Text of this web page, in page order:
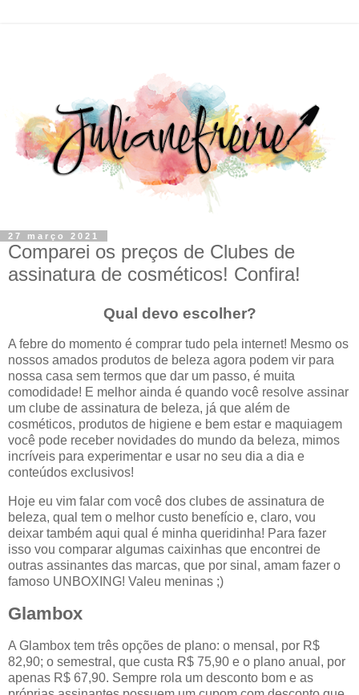
27 março 2021
Comparei os preços de Clubes de
assinatura de cosméticos! Confira!
Qual devo escolher?
A febre do momento é comprar tudo pela internet! Mesmo os
nossos amados produtos de beleza agora podem vir para
nossa casa sem termos que dar um passo, é muita
comodidade! E melhor ainda é quando você resolve assinar
um clube de assinatura de beleza, já que além de
cosméticos, produtos de higiene e bem estar e maquiagem
você pode receber novidades do mundo da beleza, mimos
incríveis para experimentar e usar no seu dia a dia e
conteúdos exclusivos!
Hoje eu vim falar com você dos clubes de assinatura de
beleza, qual tem o melhor custo benefício e, claro, vou
deixar também aqui qual é minha queridinha! Para fazer
isso vou comparar algumas caixinhas que encontrei de
outras assinantes das marcas, que por sinal, amam fazer o
famoso UNBOXING! Valeu meninas ;)
Glambox
A Glambox tem três opções de plano: o mensal, por R$
82,90; o semestral, que custa R$ 75,90 e o plano anual, por
apenas R$ 67,90. Sempre rola um desconto bom e as